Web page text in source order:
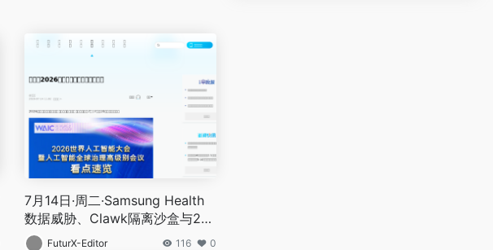
7月14日·周二·Samsung Health
数据威胁、Clawk隔离沙盒与20
26WAIC看点
FuturX-Editor 116 0